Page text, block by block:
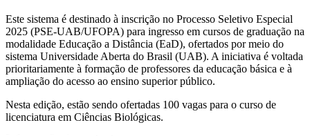
Este sistema é destinado à inscrição no Processo Seletivo Especial
2025 (PSE-UAB/UFOPA) para ingresso em cursos de graduação na
modalidade Educação a Distância (EaD), ofertados por meio do
sistema Universidade Aberta do Brasil (UAB). A iniciativa é voltada
prioritariamente à formação de professores da educação básica e à
ampliação do acesso ao ensino superior público.
Nesta edição, estão sendo ofertadas 100 vagas para o curso de
licenciatura em Ciências Biológicas.